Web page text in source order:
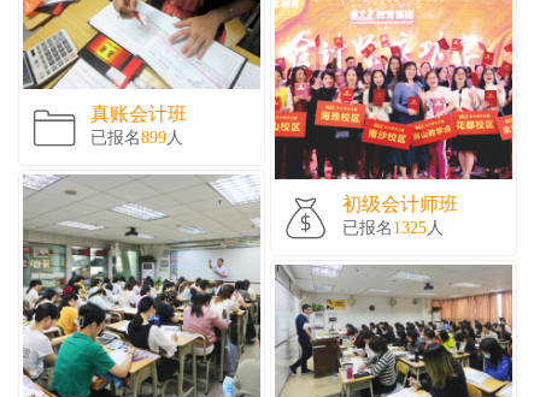
真账会计班
已报名899人
初级会计师班
已报名 1325人